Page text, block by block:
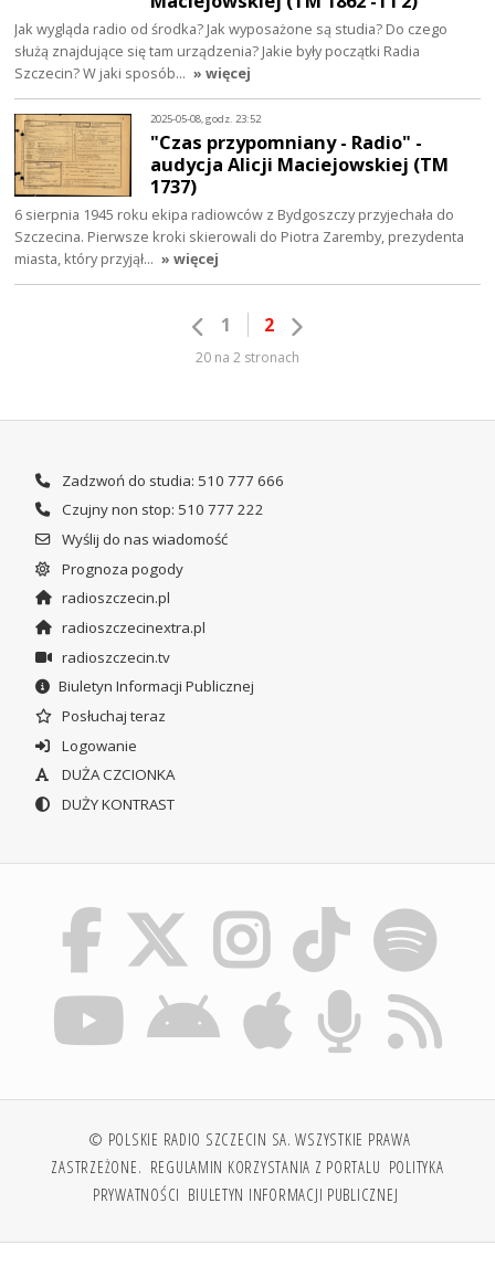
Jak wygląda radio od środka? Jak wyposażone są studia? Do czego
służą znajdujące się tam urządzenia? Jakie były początki Radia
Szczecin? W jaki sposób… » więcej
2025-05-08, godz. 23:52
"Czas przypomniany - Radio" -
audycja Alicji Maciejowskiej (TM
1737)
6 sierpnia 1945 roku ekipa radiowców z Bydgoszczy przyjechała do
Szczecina. Pierwsze kroki skierowali do Piotra Zaremby, prezydenta
miasta, który przyjął… » więcej
1 2
20 na 2 stronach
Zadzwoń do studia: 510 777 666
Czujny non stop: 510 777 222
Wyślij do nas wiadomość
Prognoza pogody
radioszczecin.pl
radioszczecinextra.pl
radioszczecin.tv
Biuletyn Informacji Publicznej
Posłuchaj teraz
Logowanie
DUŻA CZCIONKA
DUŻY KONTRAST
© POLSKIE RADIO SZCZECIN SA. WSZYSTKIE PRAWA
ZASTRZEŻONE. REGULAMIN KORZYSTANIA Z PORTALU POLITYKA
PRYWATNOŚCI BIULETYN INFORMACJI PUBLICZNEJ